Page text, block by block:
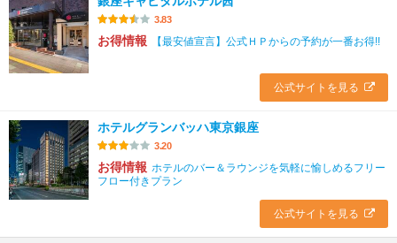
3.83
お得情報 【最安値宣言】公式ＨＰからの予約が一番お得!!
公式サイトを見る
ホテルグランバッハ東京銀座
3.20
お得情報 ホテルのバー＆ラウンジを気軽に愉しめるフリー
フロー付きプラン
公式サイトを見る